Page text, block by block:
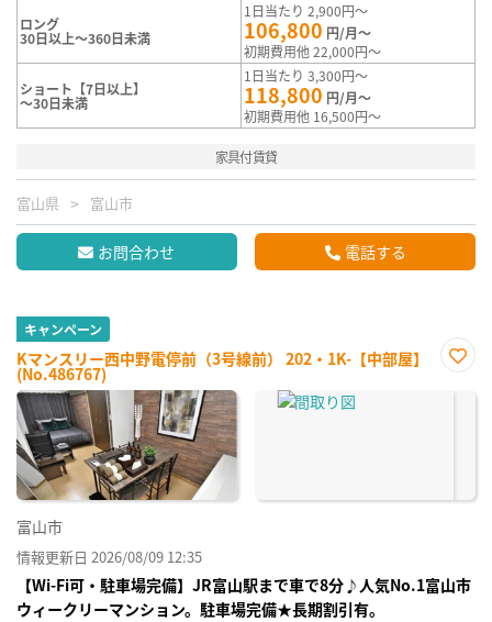
ロング
30日以上～360日未満
1日当たり 2,900円～
106,800 円/月～
初期費用他 22,000円～
ショート【7日以上】
～30日未満
1日当たり 3,300円～
118,800 円/月～
初期費用他 16,500円～
家具付賃貸
富山県 富山市
お問合わせ 電話する
キャンペーン
Kマンスリー西中野電停前（3号線前） 202・1K-【中部屋】
(No.486767)
に入
富山市
情報更新日 2026/08/09 12:35
【Wi-Fi可・駐車場完備】JR富山駅まで車で8分♪人気No.1富山市
ウィークリーマンション。駐車場完備★長期割引有。